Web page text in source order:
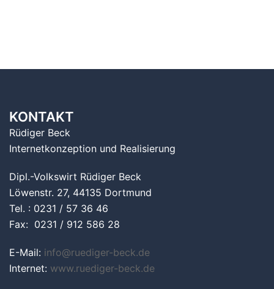
KONTAKT
Rüdiger Beck
Internetkonzeption und Realisierung
Dipl.-Volkswirt Rüdiger Beck
Löwenstr. 27, 44135 Dortmund
Tel. : 0231 / 57 36 46
Fax: 0231 / 912 586 28
E-Mail: info@ruediger-beck.de
Internet: www.ruediger-beck.de